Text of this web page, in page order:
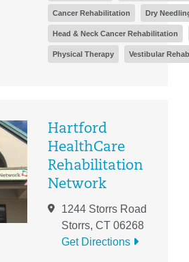
Cancer Rehabilitation Dry
Head & Neck Cancer Rehabilitation
Physical Therapy Vestibular
Hartford
HealthCare
Rehabilitation
Network
1244 Storrs Road
Storrs, CT 06268
Get Directions